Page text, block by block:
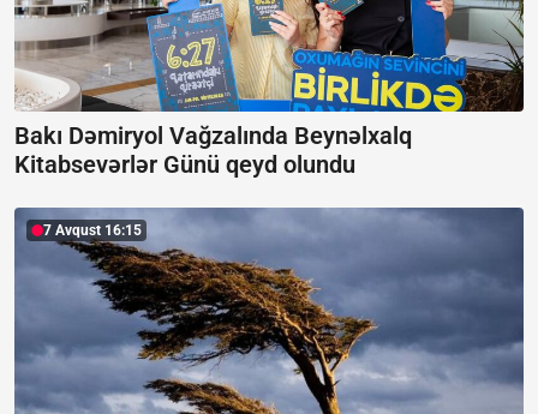
Bakı Dəmiryol Vağzalında Beynəlxalq
Kitabsevərlər Günü qeyd olundu
7 Avqust 16:15